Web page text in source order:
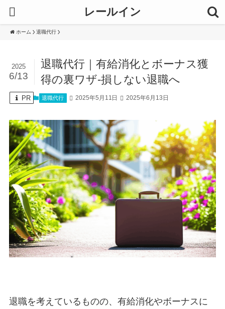
レールイン
ホーム 退職代行
退職代行｜有給消化とボーナス獲
得の裏ワザ-損しない退職へ
2025
6/13
PR 退職代行 2025年5月11日 2025年6月13日
退職を考えているものの、有給消化やボーナスに